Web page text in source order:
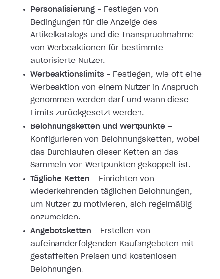
Personalisierung – Festlegen von
Bedingungen für die Anzeige des
Artikelkatalogs und die Inanspruchnahme
von Werbeaktionen für bestimmte
autorisierte Nutzer.
Werbeaktionslimits – Festlegen, wie oft eine
Werbeaktion von einem Nutzer in Anspruch
genommen werden darf und wann diese
Limits zurückgesetzt werden.
Belohnungsketten und Wertpunkte —
Konfigurieren von Belohnungsketten, wobei
das Durchlaufen dieser Ketten an das
Sammeln von Wertpunkten gekoppelt ist.
Tägliche Ketten – Einrichten von
wiederkehrenden täglichen Belohnungen,
um Nutzer zu motivieren, sich regelmäßig
anzumelden.
Angebotsketten – Erstellen von
aufeinanderfolgenden Kaufangeboten mit
gestaffelten Preisen und kostenlosen
Belohnungen.